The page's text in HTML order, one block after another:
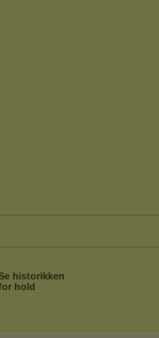
historikken
hold